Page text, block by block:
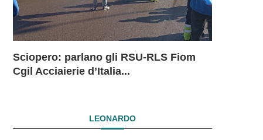
Sciopero: parlano gli RSU-RLS Fiom
Cgil Acciaierie d’Italia...
LEONARDO